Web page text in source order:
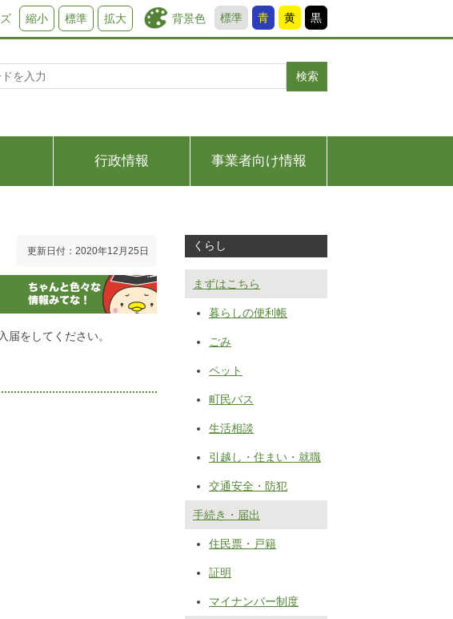
背景色 標準 青 黄 黒
縮小 標準 拡大
検索
行政情報 事業者向け情報
更新日付：2020年12月25日
をしてください。
くらし
まずはこちら
暮らしの便利帳
ごみ
ペット
町民バス
生活相談
引越し・住まい・就職
交通安全・防犯
手続き・届出
住民票・戸籍
証明
マイナンバー制度